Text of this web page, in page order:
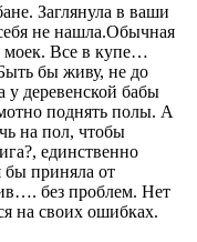
Заглянула в ваши
не нашла.Обычная
моек. Все в купе…
бы живу, не до
у деревенской бабы
поднять полы. А
на пол, чтобы
единственно
бы приняла от
без проблем. Нет
на своих ошибках.